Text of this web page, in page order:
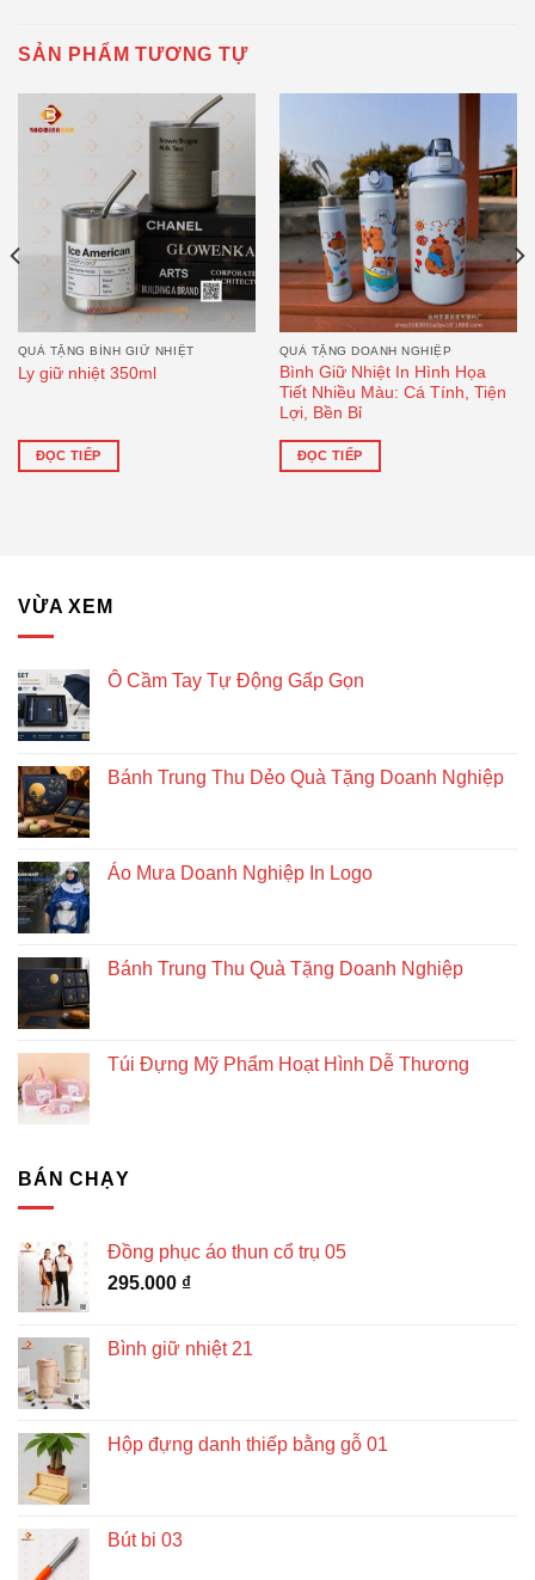
SẢN PHẨM TƯƠNG TỰ
QUÀ TẶNG BÌNH GIỮ NHIỆT
Ly giữ nhiệt 350ml
ĐỌC TIẾP
QUÀ TẶNG DOANH NGHIỆP
Bình Giữ Nhiệt In Hình Họa
Tiết Nhiều Màu: Cá Tính, Tiện
Lợi, Bền Bỉ
ĐỌC TIẾP
VỪA XEM
Ô Cầm Tay Tự Động Gấp Gọn
Bánh Trung Thu Dẻo Quà Tặng Doanh Nghiệp
Áo Mưa Doanh Nghiệp In Logo
Bánh Trung Thu Quà Tặng Doanh Nghiệp
Túi Đựng Mỹ Phẩm Hoạt Hình Dễ Thương
BÁN CHẠY
Đồng phục áo thun cổ trụ 05
295.000 ₫
Bình giữ nhiệt 21
Hộp đựng danh thiếp bằng gỗ 01
Bút bi 03